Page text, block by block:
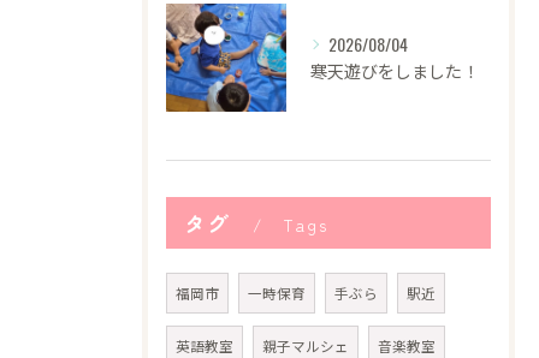
2026/08/04
寒天遊びをしました！
タグ Tags
福岡市 一時保育 手ぶら 駅近
英語教室 親子マルシェ 音楽教室